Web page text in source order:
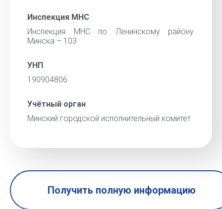
Инспекция МНС
Инспекция МНС по Ленинскому району
Минска – 103
УНП
190904806
Учётный орган
Минский городской исполнительный комитет
Получить полную информацию